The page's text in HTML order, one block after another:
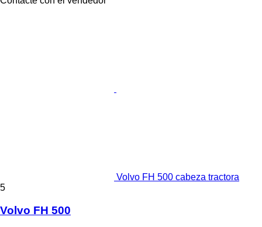
Volvo FH 500 cabeza tractora
5
Volvo FH 500